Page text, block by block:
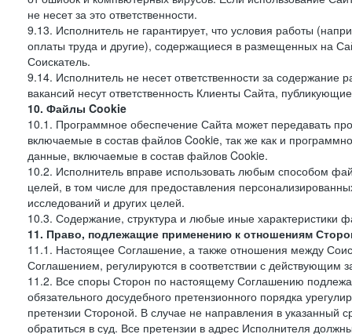
не несет за это ответственности.
9.13. Исполнитель не гарантирует, что условия работы
оплаты труда и другие), содержащиеся в размещенных на
Соискатель.
9.14. Исполнитель не несет ответственности за
вакансий несут ответственность Клиенты Сайта,
10. Файлы Cookie
10.1. Программное обеспечение Сайта может передавать
включаемые в состав файлов Cookie, так же как и
данные, включаемые в состав файлов Cookie.
10.2. Исполнитель вправе использовать любым способом
целей, в том числе для предоставления
исследований и других целей.
10.3. Содержание, структура и любые иные
11. Право, подлежащие применению к отношениям
11.1. Настоящее Соглашение, а также отношения между
Соглашением, регулируются в соответствии с действующим
11.2. Все споры Сторон по настоящему Соглашению
обязательного досудебного претензионного порядка
претензии Стороной. В случае не направления в указанный
обратиться в суд. Все претензии в адрес Исполнителя